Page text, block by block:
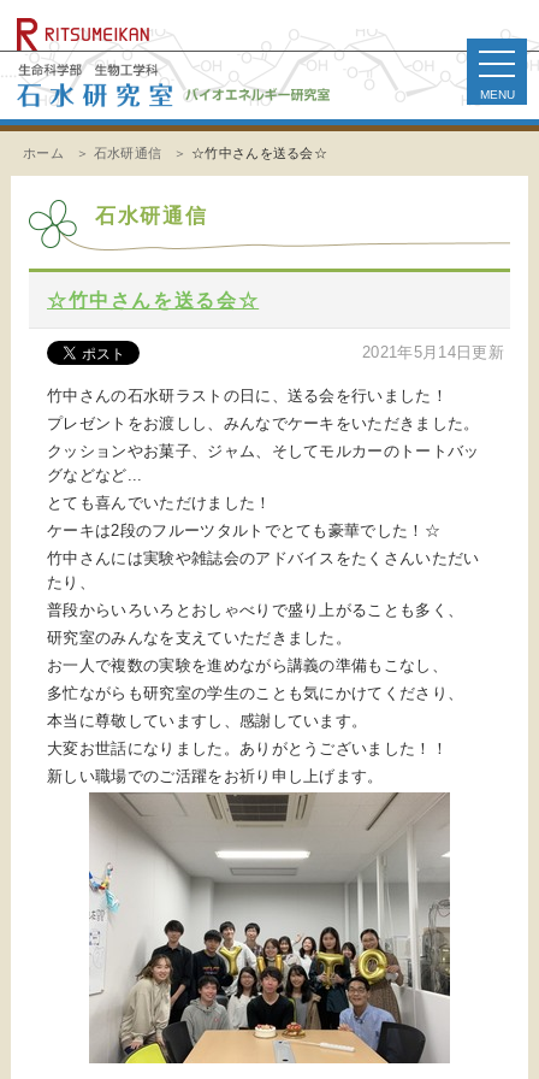
toggle
ホーム 石水研通信 ☆竹中さんを送る会☆
石水研通信
☆竹中さんを送る会☆
2021年5月14日更新
竹中さんの石水研ラストの日に、送る会を行いました！
プレゼントをお渡しし、みんなでケーキをいただきました。
クッションやお菓子、ジャム、そしてモルカーのトートバッ
グなどなど...
とても喜んでいただけました！
ケーキは2段のフルーツタルトでとても豪華でした！☆
竹中さんには実験や雑誌会のアドバイスをたくさんいただい
たり、
普段からいろいろとおしゃべりで盛り上がることも多く、
研究室のみんなを支えていただきました。
お一人で複数の実験を進めながら講義の準備もこなし、
多忙ながらも研究室の学生のことも気にかけてくださり、
本当に尊敬していますし、感謝しています。
大変お世話になりました。ありがとうございました！！
新しい職場でのご活躍をお祈り申し上げます。